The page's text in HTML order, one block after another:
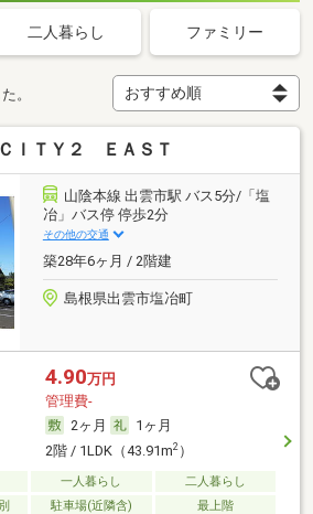
二人暮らし ファミリー
。
ＩＴＹ２ ＥＡＳＴ
山陰本線 出雲市駅 バス5分/「塩
冶」バス停 停歩2分
その他の交通
築28年6ヶ月 / 2階建
島根県出雲市塩冶町
4.90万円
管理費-
2ヶ月
1ヶ月
2階 / 1LDK（43.91m2）
一人暮らし
二人暮らし
駐車場(近隣含) 最上階